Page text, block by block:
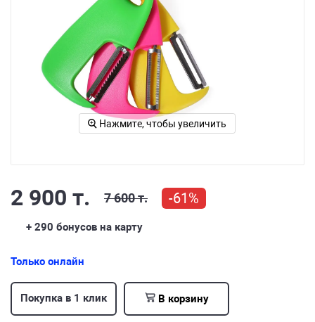
Нажмите, чтобы увеличить
2 900 т. 7 600 т. -61%
+ 290 бонусов на карту
Только онлайн
Покупка в 1 клик В корзину